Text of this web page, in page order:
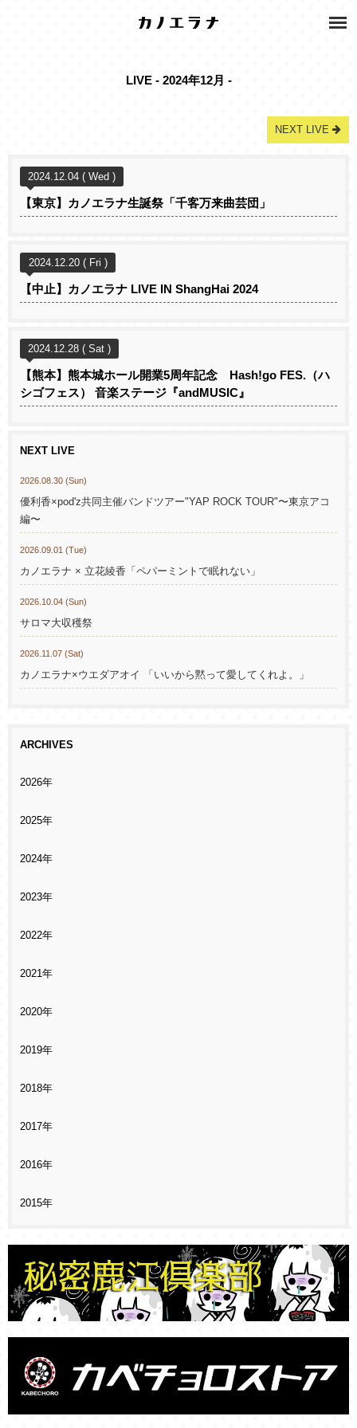
LIVE - 2024年12月 -
NEXT LIVE
2024.12.04 ( Wed )
【東京】カノエラナ生誕祭「千客万来曲芸団」
2024.12.20 ( Fri )
【中止】カノエラナ LIVE IN ShangHai 2024
2024.12.28 ( Sat )
【熊本】熊本城ホール開業5周年記念 Hash!go FES.（ハ
シゴフェス） 音楽ステージ『andMUSIC』
NEXT LIVE
2026.08.30 (Sun)
優利香×pod'z共同主催バンドツアー"YAP ROCK TOUR"〜東京アコ
編〜
2026.09.01 (Tue)
カノエラナ × 立花綾香「ペパーミントで眠れない」
2026.10.04 (Sun)
サロマ大収穫祭
2026.11.07 (Sat)
カノエラナ×ウエダアオイ 「いいから黙って愛してくれよ。」
ARCHIVES
2026年
2025年
2024年
2023年
2022年
2021年
2020年
2019年
2018年
2017年
2016年
2015年